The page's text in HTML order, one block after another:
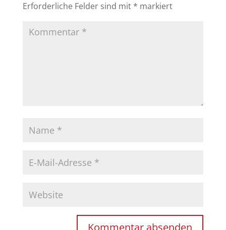
Erforderliche Felder sind mit * markiert